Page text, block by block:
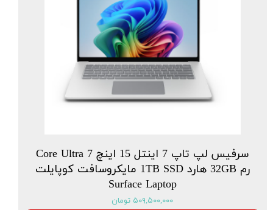
سرفیس لپ تاپ 7 اینتل 15 اینچ Core Ultra 7
رم 32GB هارد 1TB SSD مایکروسافت کوپایلت
Surface Laptop
۵۰۹,۵۰۰,۰۰۰ تومان